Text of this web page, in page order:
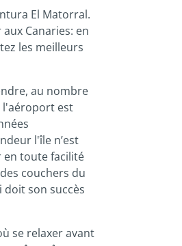
El Matorral.
Canaries: en
les meilleurs
au nombre
l'aéroport est
l'île n’est
en toute facilité
couchers du
doit son succès
se relaxer avant